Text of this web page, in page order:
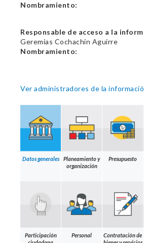
Nombramiento:
Responsable de acceso a la
Geremias Cochachin Aguirre
Nombramiento:
Ver administradores de la
Datos generales
Planeamiento y
organización
Presupuesto
Participación
Personal
Contratación de